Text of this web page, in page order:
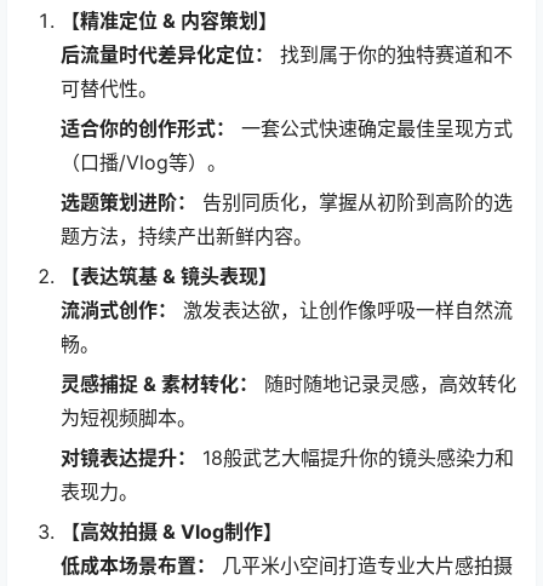
​【精准定位 & 内容策划】​
后流量时代差异化定位：​
​ 找到属于你的独特赛道和不
可替代性。
适合你的创作形式：​
​ 一套公式快速确定最佳呈现方式
（口播/Vlog等）。
选题策划进阶：​
​ 告别同质化，掌握从初阶到高阶的选
题方法，持续产出新鲜内容。
​【表达筑基 & 镜头表现】​
流淌式创作：​
​ 激发表达欲，让创作像呼吸一样自然流
畅。
灵感捕捉 & 素材转化：​
​ 随时随地记录灵感，高效转化
为短视频脚本。
对镜表达提升：​
​ 18般武艺大幅提升你的镜头感染力和
表现力。
​【高效拍摄 & Vlog制作】​
低成本场景布置：​
​ 几平米小空间打造专业大片感拍摄